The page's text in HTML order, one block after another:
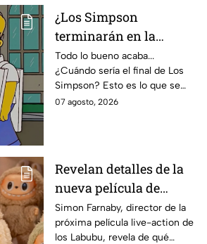
¿Los Simpson
terminarán en la
temporada 40? Actriz
de Bart Simpson da
IMPACTANTE
declaración
Todo lo bueno acaba...
¿Cuándo sería el final de Los
Simpson? Esto es lo que se
sabe:
07 agosto, 2026
Revelan detalles de la
nueva película de
Labubu: de qué tratará
y cuándo se estrena
Simon Farnaby, director de la
próxima película live-action de
los Labubu, revela de qué